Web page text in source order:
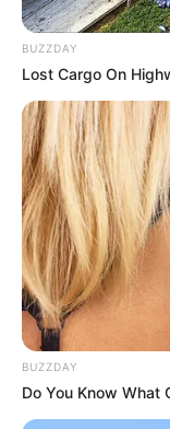
3. Menghadiri Silet
BUZZDAY
Lost Cargo On
BUZZDAY
Do You Know What